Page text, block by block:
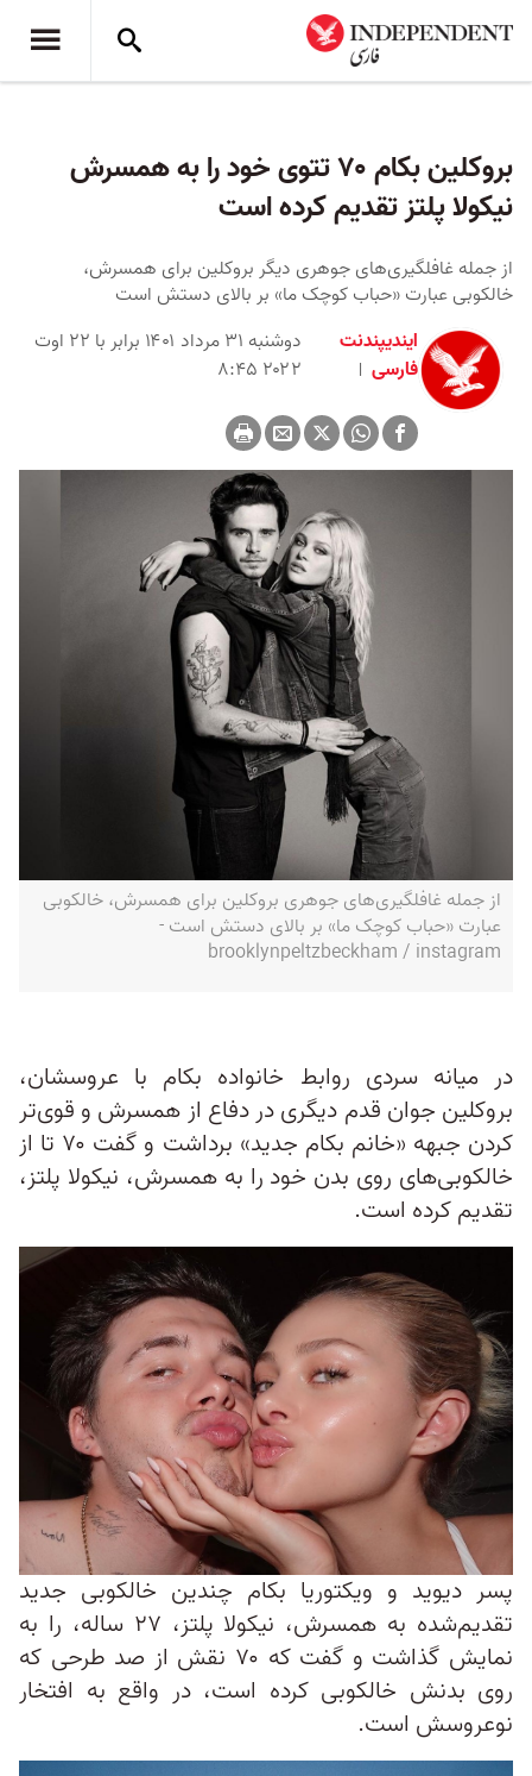
بروکلین بکام ۷۰ تتوی خود را به همسرش
نیکولا پلتز تقدیم کرده است
از جمله غافلگیری‌های جوهری دیگر بروکلین برای همسرش،
خالکوبی عبارت «حباب کوچک ما» بر بالای دستش است
ایندیپندنت
فارسی
دوشنبه ۳۱ مرداد ۱۴۰۱ برابر با ۲۲ اوت
۲۰۲۲ ۸:۴۵
از جمله غافلگیری‌های جوهری بروکلین برای همسرش، خالکوبی
عبارت «حباب کوچک ما» بر بالای دستش است -
brooklynpeltzbeckham / instagram
در میانه سردی روابط خانواده بکام با عروسشان،
بروکلین جوان قدم دیگری در دفاع از همسرش و قوی‌تر
کردن جبهه «خانم بکام جدید» برداشت و گفت ۷۰ تا از
خالکوبی‌های روی بدن خود را به همسرش، نیکولا پلتز،
تقدیم کرده است.
پسر دیوید و ویکتوریا بکام چندین خالکوبی جدید
تقدیم‌شده به همسرش، نیکولا پلتز، ۲۷ ساله، را به
نمایش گذاشت و گفت که ۷۰ نقش از صد طرحی که
روی بدنش خالکوبی کرده است، در واقع به افتخار
نوعروسش است.